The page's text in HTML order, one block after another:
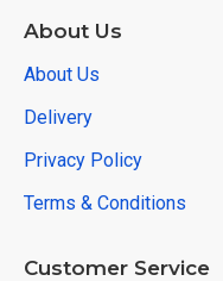
About Us
About Us
Delivery
Privacy Policy
Terms & Conditions
Customer Service